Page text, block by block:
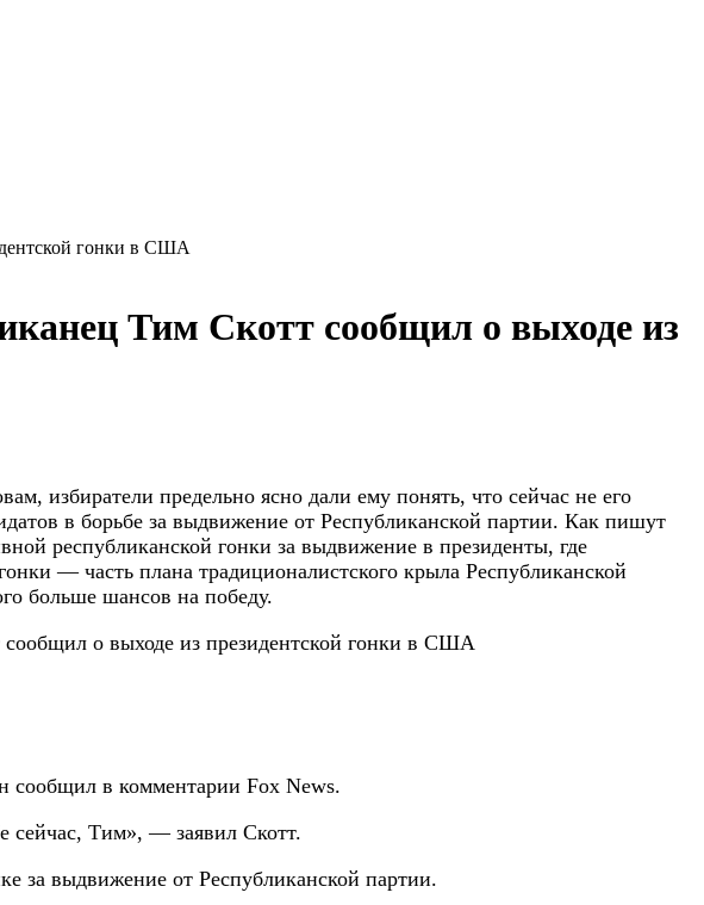
гонки в США
Тим Скотт сообщил о выходе из
избиратели предельно ясно дали ему понять, что сейчас не его
в борьбе за выдвижение от Республиканской партии. Как пишут
республиканской гонки за выдвижение в президенты, где
— часть плана традиционалистского крыла Республиканской
больше шансов на победу.
сообщил в комментарии Fox News.
сейчас, Тим», — заявил Скотт.
за выдвижение от Республиканской партии.